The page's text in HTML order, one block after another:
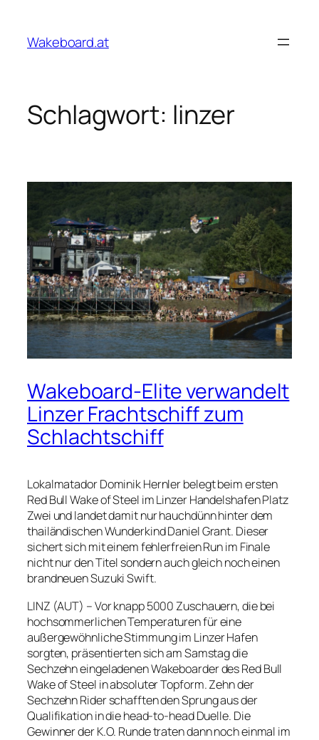
springen
Wakeboard.at
Schlagwort: linzer
Wakeboard-Elite verwandelt
Linzer Frachtschiff zum
Schlachtschiff
Lokalmatador Dominik Hernler belegt beim ersten
Red Bull Wake of Steel im Linzer Handelshafen Platz
Zwei und landet damit nur hauchdünn hinter dem
thailändischen Wunderkind Daniel Grant. Dieser
sichert sich mit einem fehlerfreien Run im Finale
nicht nur den Titel sondern auch gleich noch einen
brandneuen Suzuki Swift.
LINZ (AUT) – Vor knapp 5000 Zuschauern, die bei
hochsommerlichen Temperaturen für eine
außergewöhnliche Stimmung im Linzer Hafen
sorgten, präsentierten sich am Samstag die
Sechzehn eingeladenen Wakeboarder des Red Bull
Wake of Steel in absoluter Topform. Zehn der
Sechzehn Rider schafften den Sprung aus der
Qualifikation in die head-to-head Duelle. Die
Gewinner der K.O. Runde traten dann noch einmal im